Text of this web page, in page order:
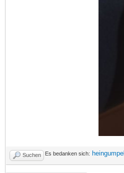
Suchen Es bedanken sich: heingumpel